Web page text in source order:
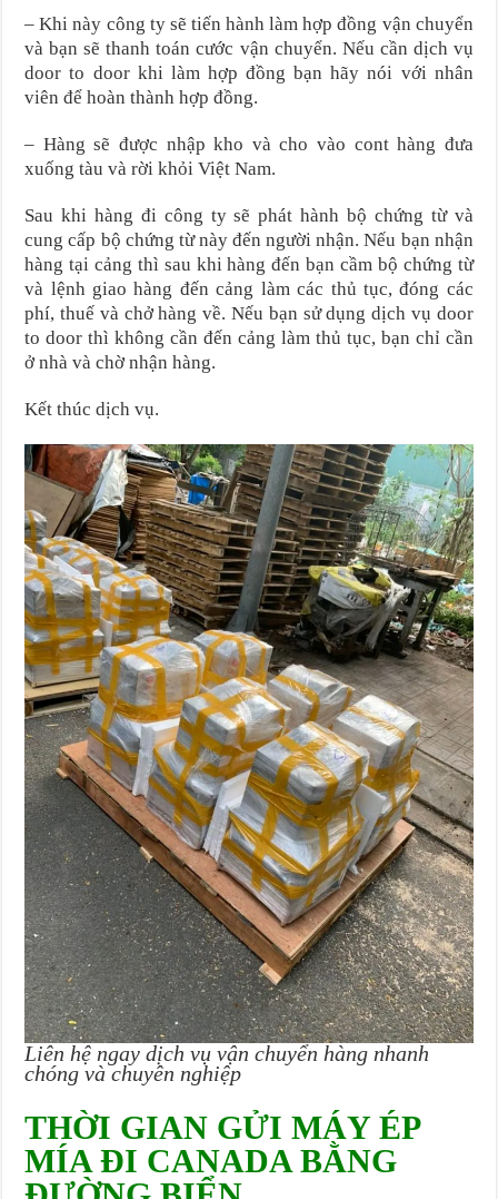
– Khi này công ty sẽ tiến hành làm hợp đồng vận chuyển
và bạn sẽ thanh toán cước vận chuyển. Nếu cần dịch vụ
door to door khi làm hợp đồng bạn hãy nói với nhân
viên để hoàn thành hợp đồng.
– Hàng sẽ được nhập kho và cho vào cont hàng đưa
xuống tàu và rời khỏi Việt Nam.
Sau khi hàng đi công ty sẽ phát hành bộ chứng từ và
cung cấp bộ chứng từ này đến người nhận. Nếu bạn nhận
hàng tại cảng thì sau khi hàng đến bạn cầm bộ chứng từ
và lệnh giao hàng đến cảng làm các thủ tục, đóng các
phí, thuế và chở hàng về. Nếu bạn sử dụng dịch vụ door
to door thì không cần đến cảng làm thủ tục, bạn chỉ cần
ở nhà và chờ nhận hàng.
Kết thúc dịch vụ.
Liên hệ ngay dịch vụ vận chuyển hàng nhanh
chóng và chuyên nghiệp
THỜI GIAN GỬI MÁY ÉP
MÍA ĐI CANADA BẰNG